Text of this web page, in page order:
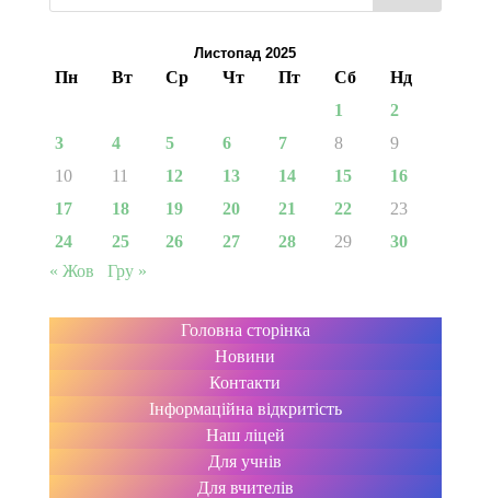
Листопад 2025
Пн Вт Ср Чт Пт Сб
Нд
1
2
3
4 5 6 7 8
9
10
11 12 13 14 15
16
17
18 19 20 21 22
23
24
25 26 27 28 29
30
« Жов
Гру »
Головна сторінка
Новини
Контакти
Інформаційна відкритість
Наш ліцей
Для учнів
Для вчителів